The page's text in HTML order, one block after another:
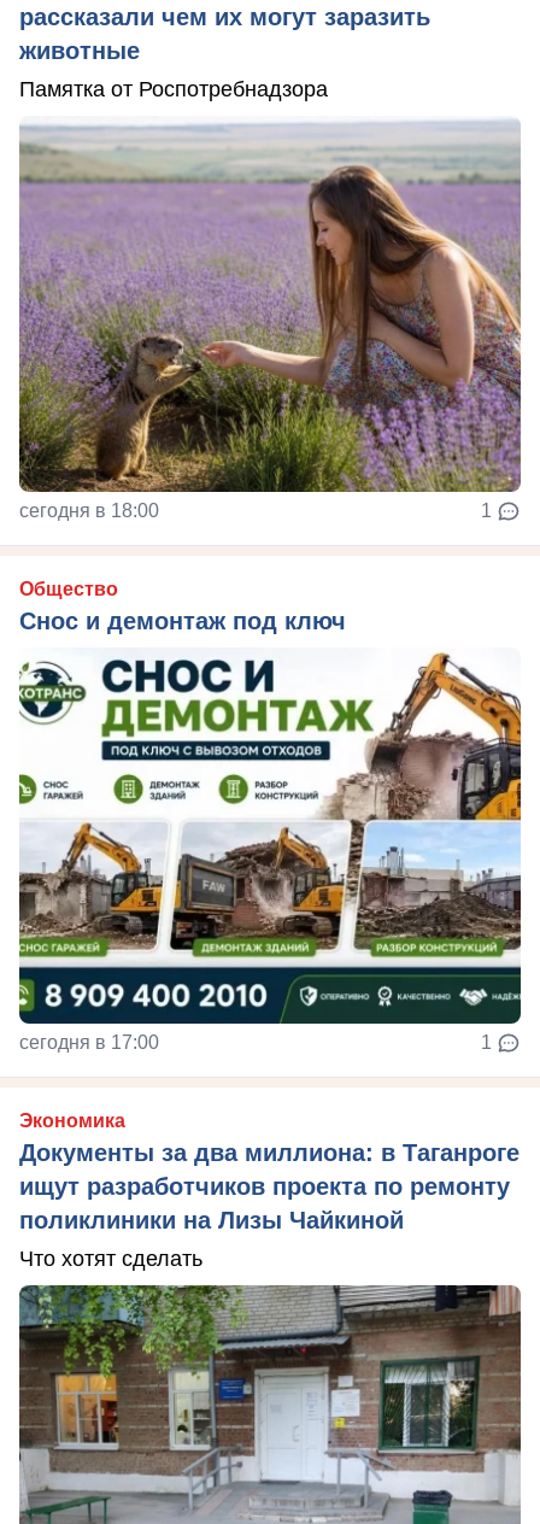
рассказали чем их могут заразить
животные
Памятка от Роспотребнадзора
сегодня в 18:00 1
Общество
Снос и демонтаж под ключ
сегодня в 17:00 1
Экономика
Документы за два миллиона: в Таганроге
ищут разработчиков проекта по ремонту
поликлиники на Лизы Чайкиной
Что хотят сделать